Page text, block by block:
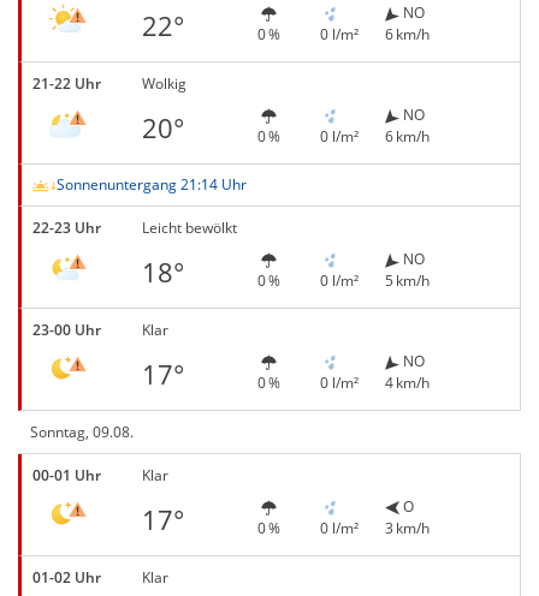
22° 0 % 0 l/m²
NO
6 km/h
21-22 Uhr Wolkig
20° 0 % 0 l/m²
NO
6 km/h
Sonnenuntergang 21:14 Uhr
22-23 Uhr Leicht bewölkt
18° 0 % 0 l/m²
NO
5 km/h
23-00 Uhr Klar
17° 0 % 0 l/m²
NO
4 km/h
Sonntag, 09.08.
00-01 Uhr Klar
17° 0 % 0 l/m²
O
3 km/h
01-02 Uhr Klar